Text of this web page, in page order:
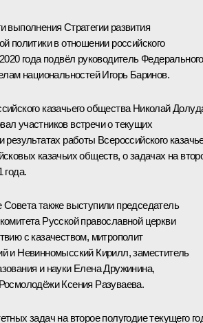
выполнения Стратегии развития
политики в отношении российского
года подвёл руководитель Федерального
национальностей Игорь Баринов.
казачьего общества Николай
участников встречи о текущих
результатах работы Всероссийского
казачьих обществ, о задачах на
года.
Совета также выступили председатель
Русской православной церкви
с казачеством, митрополит
и Невинномысский Кирилл, заместитель
и науки Елена Дружинина,
Ксения Разуваева.
задач на второе полугодие текущего